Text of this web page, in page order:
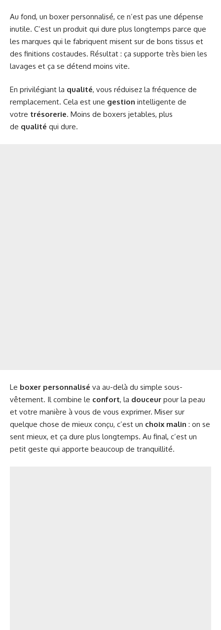
Au fond, un boxer personnalisé, ce n’est pas une dépense
inutile. C’est un produit qui dure plus longtemps parce que
les marques qui le fabriquent misent sur de bons tissus et
des finitions costaudes. Résultat : ça supporte très bien les
lavages et ça se détend moins vite.
En privilégiant la qualité, vous réduisez la fréquence de
remplacement. Cela est une gestion intelligente de
votre trésorerie. Moins de boxers jetables, plus
de qualité qui dure.
Le boxer personnalisé va au-delà du simple sous-
vêtement. Il combine le confort, la douceur pour la peau
et votre manière à vous de vous exprimer. Miser sur
quelque chose de mieux conçu, c’est un choix malin : on se
sent mieux, et ça dure plus longtemps. Au final, c’est un
petit geste qui apporte beaucoup de tranquillité.